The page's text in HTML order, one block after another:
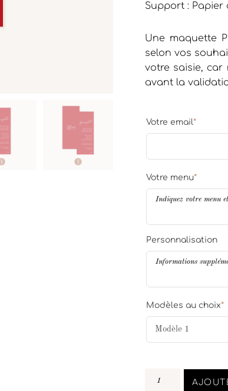
Support : Papier
Une maquette
selon vos
votre saisie, car
avant la
Votre email*
Votre menu*
Personnalisation
Modèles au choix*